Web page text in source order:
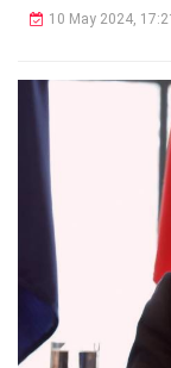
10 May 2024, 17:21